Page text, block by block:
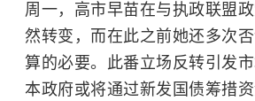
周一，高市早苗在与执政联盟
然转变，而在此之前她还多次
算的必要。此番立场反转引发
本政府或将通过新发国债筹措